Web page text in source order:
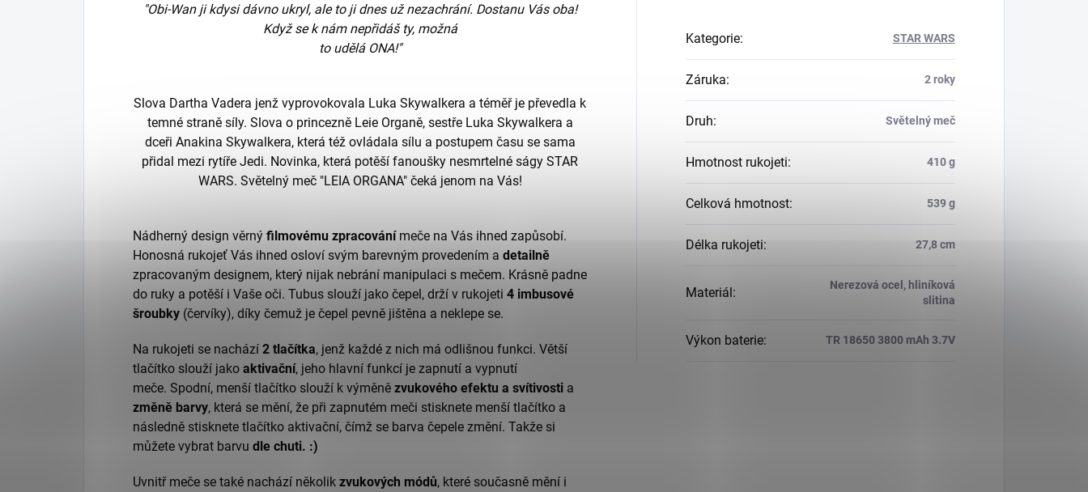
"Obi-Wan ji kdysi dávno ukryl, ale to ji dnes už nezachrání. Dostanu Vás oba!
Když se k nám nepřidáš ty, možná
to udělá ONA!"
Slova Dartha Vadera jenž vyprovokovala Luka Skywalkera a téměř je převedla k
temné straně síly. Slova o princezně Leie Organě, sestře Luka Skywalkera a
dceři Anakina Skywalkera, která též ovládala sílu a postupem času se sama
přidal mezi rytíře Jedi. Novinka, která potěší fanoušky nesmrtelné ságy STAR
WARS. Světelný meč "LEIA ORGANA" čeká jenom na Vás!
Nádherný design věrný filmovému zpracovánímeče na Vás ihned zapůsobí.
Honosná rukojeť Vás ihned osloví svým barevným provedením a detailně
zpracovaným designem, který nijak nebrání manipulaci s mečem. Krásně padne
do ruky a potěší i Vaše oči. Tubus slouží jako čepel, drží v rukojeti 4 imbusové
šroubky (červíky), díky čemuž je čepel pevně jištěna a neklepe se.
Na rukojeti se nachází 2 tlačítka, jenž každé z nich má odlišnou funkci. Větší
tlačítko slouží jako aktivační, jeho hlavní funkcí je zapnutí a vypnutí
meče. Spodní, menší tlačítko slouží k výměně zvukového efektu a svítivosti a
změně barvy, která se mění, že při zapnutém meči stisknete menší tlačítko a
následně stisknete tlačítko aktivační, čímž se barva čepele změní. Takže si
můžete vybrat barvu dle chuti. :)
Uvnitř meče se také nachází několik zvukových módů, které současně mění i
Kategorie: STAR WARS
Záruka: 2 roky
Druh: Světelný meč
Hmotnost rukojeti: 410 g
Celková hmotnost: 539 g
Délka rukojeti: 27,8 cm
Materiál:
Nerezová ocel, hliníková
slitina
Výkon baterie: TR 18650 3800 mAh 3.7V